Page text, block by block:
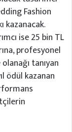
Fashion
kazanacak.
ise 25 bin TL
profesyonel
tanıyan
ödül kazanan